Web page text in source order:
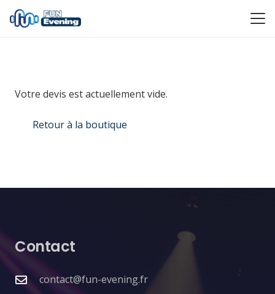
Votre devis est actuellement vide.
Retour à la boutique
Contact
contact@fun-evening.fr